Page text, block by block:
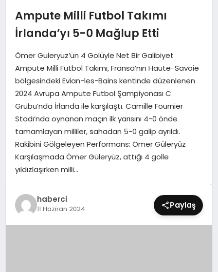
EĞITIM
EKONOMI
MAGAZIN
SAĞLIK
SIYASET
SPOR
TEKNOLOJI
Ampute Milli Futbol Takımı
İrlanda’yı 5-0 Mağlup Etti
Ömer Güleryüz’ün 4 Golüyle Net Bir Galibiyet
Ampute Milli Futbol Takımı, Fransa’nın Haute-Savoie
bölgesindeki Evian-les-Bains kentinde düzenlenen
2024 Avrupa Ampute Futbol Şampiyonası C
Grubu’nda İrlanda ile karşılaştı. Camille Fournier
Stadı’nda oynanan maçın ilk yarısını 4-0 önde
tamamlayan milliler, sahadan 5-0 galip ayrıldı.
Rakibini Gölgeleyen Performans: Ömer Güleryüz
Karşılaşmada Ömer Güleryüz, attığı 4 golle
yıldızlaşırken milli…
haberci
11 Haziran 2024 Paylaş